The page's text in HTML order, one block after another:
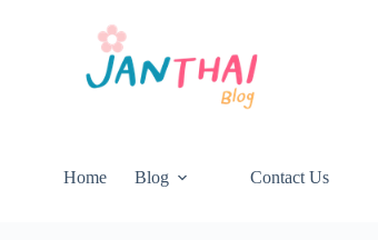
Home Blog Contact Us